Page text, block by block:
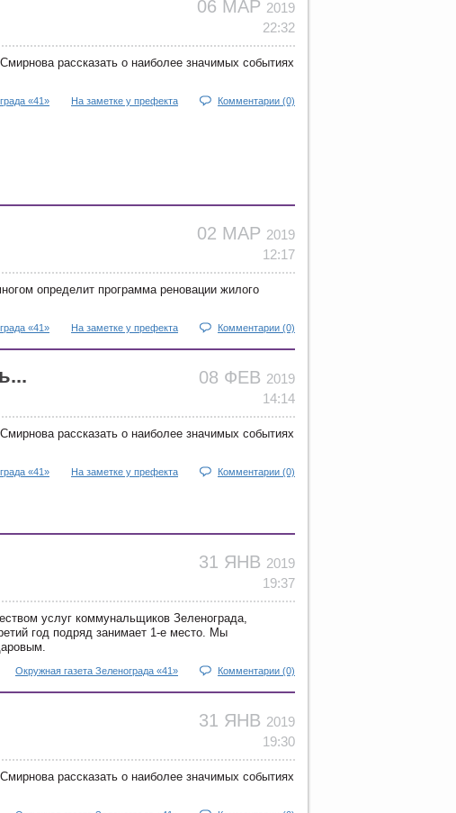
06 МАР 2019
22:32
рассказать о наиболее значимых событиях
«41» На заметке у префекта Комментарии (0)
02 МАР 2019
12:17
определит программа реновации жилого
«41» На заметке у префекта Комментарии (0)
08 ФЕВ 2019
14:14
рассказать о наиболее значимых событиях
«41» На заметке у префекта Комментарии (0)
31 ЯНВ 2019
19:37
услуг коммунальщиков Зеленограда,
год подряд занимает 1-е место. Мы
Окружная газета Зеленограда «41» Комментарии (0)
31 ЯНВ 2019
19:30
рассказать о наиболее значимых событиях